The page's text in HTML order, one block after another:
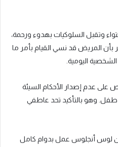
وتقبل السلوكيات بهدوء ورحمة،
بأن المريض قد نسي القيام بأمر ما
اليومية.
على عدم إصدار الأحكام السيئة
وهو بالتأكيد تحد عاطفي
لوس أنجلوس عمل بدوام كامل